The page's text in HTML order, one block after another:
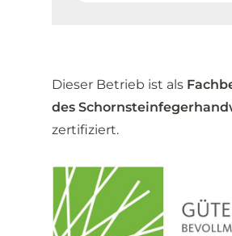
Dieser Betrieb ist als
des
zertifiziert.